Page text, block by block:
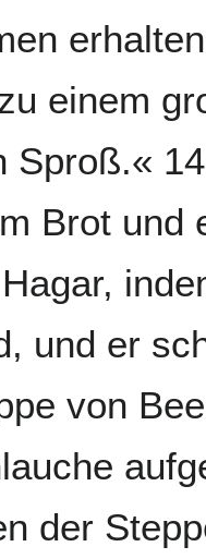
einem
Sproß.«
Brot und
und er
von
der